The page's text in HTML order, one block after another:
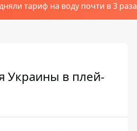
тариф на воду почти в 3 раза
Украины в плей-